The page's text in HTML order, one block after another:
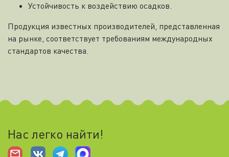
Устойчивость к воздействию осадков.
Продукция известных производителей, представленная
на рынке, соответствует требованиям международных
стандартов качества.
Нас легко найти!